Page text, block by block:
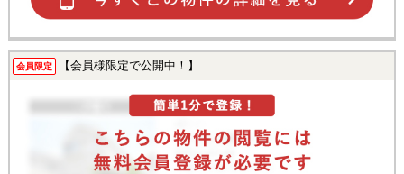
会員限定 【会員様限定で公開中！】